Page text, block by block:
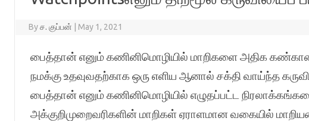
Byச. குப்பன் May 1, 2021
பைத்தான் எனும் கணினிமொழியில் மாறிகளை அதிக
நமக்கு உதவுவதற்காக ஒரு எளிய ஆனால் சக்தி வாய்ந்த
பைத்தான் எனும் கணினிமொழியில் எழுதப்பட்ட
அக்குறிமுறைவரிகளின் மாறிகள் ஏராளமான வகையில்